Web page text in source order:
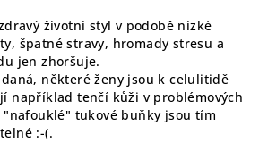
životní styl v podobě nízké
špatné stravy, hromady stresu a
jen zhoršuje.
některé ženy jsou k celulitidě
například tenčí kůži v problémových
tukové buňky jsou tím
:-(.